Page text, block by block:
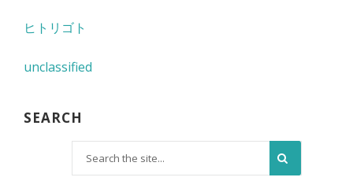
ヒトリゴト
unclassified
SEARCH